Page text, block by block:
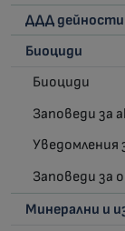
ДДД дейности
Биоциди
Биоциди
Заповеди за
Уведомления
Заповеди за
Минерални и